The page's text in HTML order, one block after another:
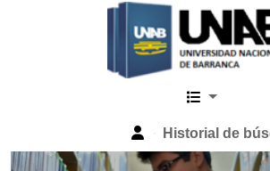
Catalogo Web UNAB
Historial de